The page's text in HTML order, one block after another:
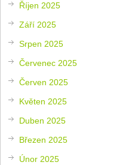
Říjen 2025
Září 2025
Srpen 2025
Červenec 2025
Červen 2025
Květen 2025
Duben 2025
Březen 2025
Únor 2025